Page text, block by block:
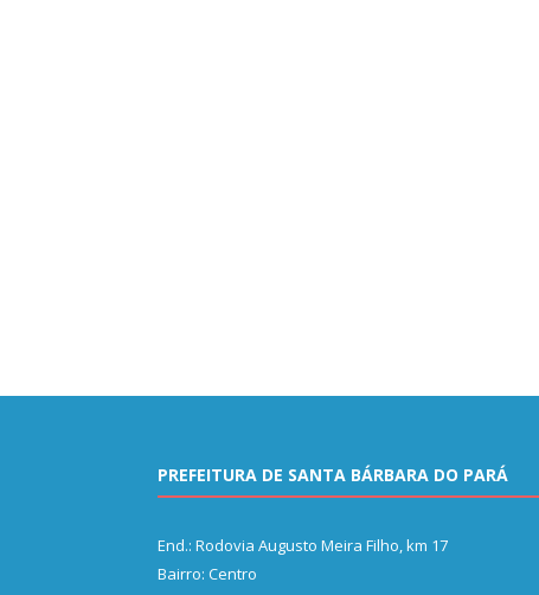
PREFEITURA DE SANTA BÁRBARA DO PARÁ
End.: Rodovia Augusto Meira Filho, km 17
Bairro: Centro